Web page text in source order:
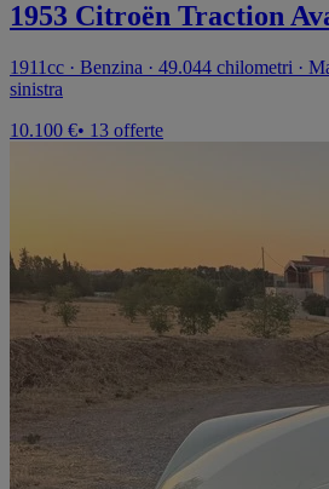
1953 Citroën Traction
1911cc · Benzina · 49.044 chilometri ·
sinistra
10.100 €• 13 offerte